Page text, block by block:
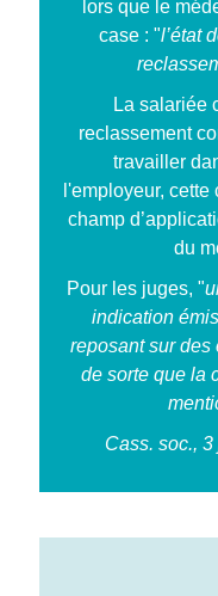
lors que le
case : "l’état
La salariée
reclassement
travailler
l'employeur,
champ
du
Pour les juges, "
indication
reposant sur des
de sorte que la
Cass. soc.,